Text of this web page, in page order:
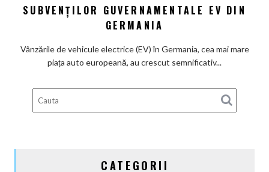
chinezi,
din
Germania
SUBVENȚILOR GUVERNAMENTALE EV DIN
GERMANIA
Vânzările de vehicule electrice (EV) în Germania, cea mai mare
piața auto europeană, au crescut semnificativ...
CATEGORII